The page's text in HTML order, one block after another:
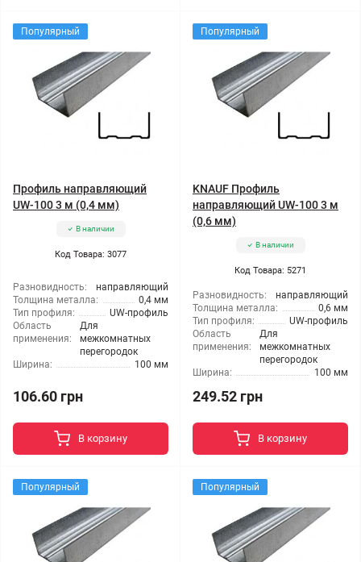
Популярный
Профиль направляющий
UW-100 3 м (0,4 мм)
В наличии
Код Товара: 3077
Разновидность:
направляющий
Толщина металла:
0,4 мм
Тип профиля:
UW-профиль
Область
применения:
Для
межкомнатных
перегородок
Ширина:
100 мм
106.60 грн
В корзину
Популярный
KNAUF Профиль
направляющий UW-100 3 м
(0,6 мм)
В наличии
Код Товара: 5271
Разновидность:
направляющий
Толщина металла:
0,6 мм
Тип профиля:
UW-профиль
Область
применения:
Для
межкомнатных
перегородок
Ширина:
100 мм
249.52 грн
В корзину
Популярный Популярный